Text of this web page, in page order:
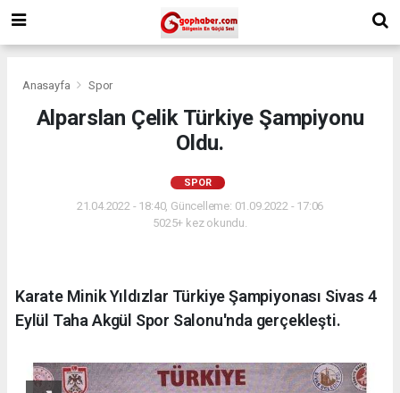
Anasayfa Spor
Alparslan Çelik Türkiye Şampiyonu
Oldu.
SPOR
21.04.2022 - 18:40, Güncelleme: 01.09.2022 - 17:06
5025+ kez okundu.
Karate Minik Yıldızlar Türkiye Şampiyonası Sivas 4
Eylül Taha Akgül Spor Salonu'nda gerçekleşti.